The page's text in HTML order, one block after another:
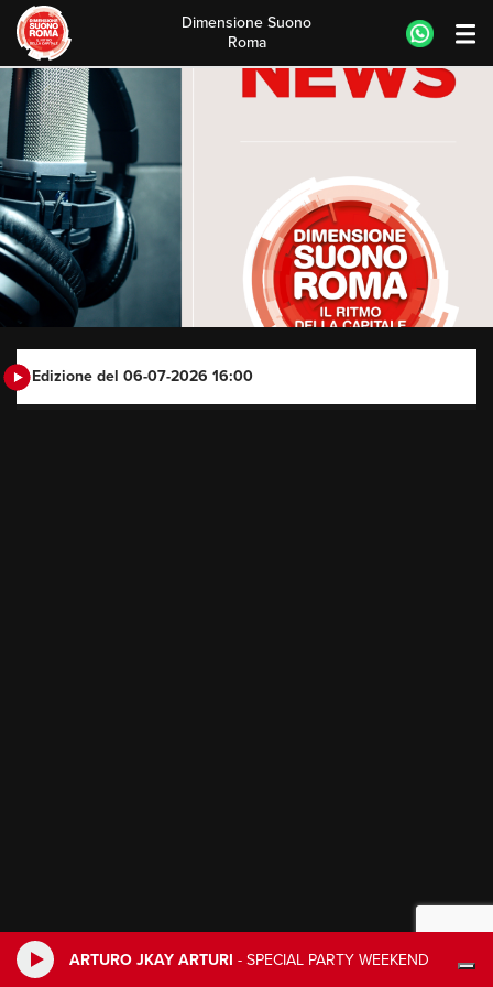
ARTURO JKAY ARTURI - SPECIAL PARTY WEEKEND
Skip
to
content
Dimensione Suono
Roma
Edizione del 06-07-2026 16:00